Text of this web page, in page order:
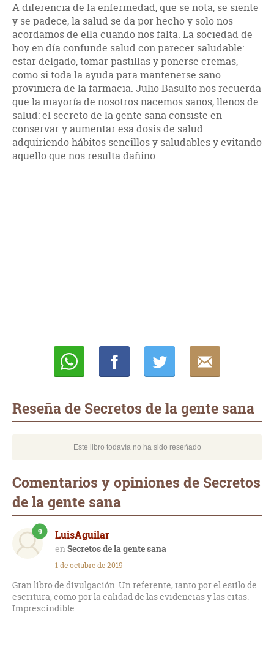
A diferencia de la enfermedad, que se nota, se siente
y se padece, la salud se da por hecho y solo nos
acordamos de ella cuando nos falta. La sociedad de
hoy en día confunde salud con parecer saludable:
estar delgado, tomar pastillas y ponerse cremas,
como si toda la ayuda para mantenerse sano
proviniera de la farmacia. Julio Basulto nos recuerda
que la mayoría de nosotros nacemos sanos, llenos de
salud: el secreto de la gente sana consiste en
conservar y aumentar esa dosis de salud
adquiriendo hábitos sencillos y saludables y evitando
aquello que nos resulta dañino.
Reseña de Secretos de la gente sana
Este libro todavía no ha sido reseñado
Comentarios y opiniones de Secretos
de la gente sana
LuisAguilar
Secretos de la gente sana
9
1 de octubre de 2019
Gran libro de divulgación. Un referente, tanto por el estilo de
escritura, como por la calidad de las evidencias y las citas.
Imprescindible.